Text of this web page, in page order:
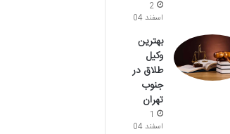
2
اسفند 04
بهترین
وکیل
طلاق در
جنوب
تهران
1
اسفند 04